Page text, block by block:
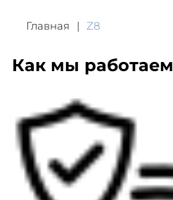
Главная Z8
Как мы работаем